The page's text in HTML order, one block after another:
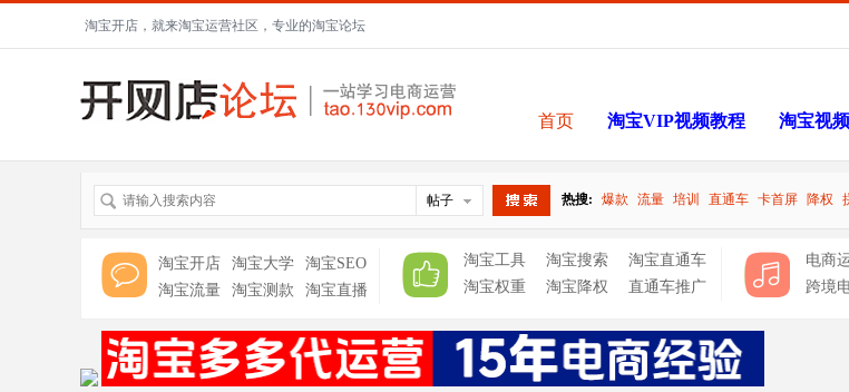
淘宝开店，就来淘宝运营社区，专业的淘宝论坛
首页 淘宝VIP视频教程 淘宝视
帖子 热搜: 爆款 流量 培训 直通车 卡首屏 降权
淘宝开店 淘宝大学
淘宝SEO
淘宝流量
淘宝测款 淘宝直播
淘宝工具 淘宝搜索
淘宝直通车
淘宝权重
淘宝降权 直通车推广
电商
跨境